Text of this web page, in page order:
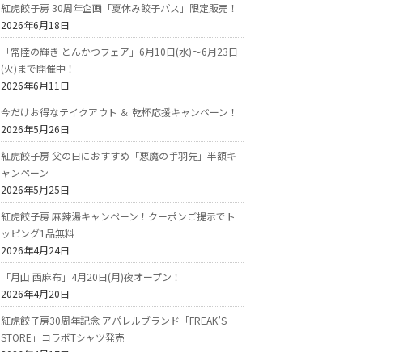
紅虎餃子房 30周年企画「夏休み餃子パス」限定販売！
2026年6月18日
「常陸の輝き とんかつフェア」6月10日(水)～6月23日
(火)まで開催中！
2026年6月11日
今だけお得なテイクアウト ＆ 乾杯応援キャンペーン！
2026年5月26日
紅虎餃子房 父の日におすすめ「悪魔の手羽先」半額キ
ャンペーン
2026年5月25日
紅虎餃子房 麻辣湯キャンペーン！クーポンご提示でト
ッピング1品無料
2026年4月24日
「月山 西麻布」4月20日(月)夜オープン！
2026年4月20日
紅虎餃子房30周年記念 アパレルブランド「FREAK’S
STORE」コラボTシャツ発売